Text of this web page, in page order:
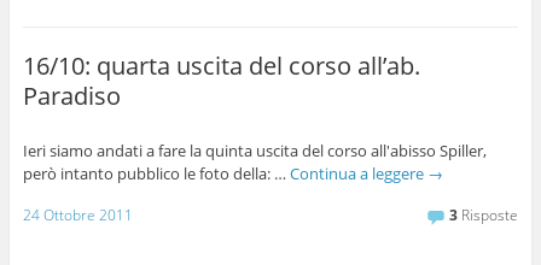
16/10: quarta uscita del corso all’ab.
Paradiso
Ieri siamo andati a fare la quinta uscita del corso all'abisso Spiller,
però intanto pubblico le foto della: … Continua a leggere →
24 Ottobre 2011 3 Risposte